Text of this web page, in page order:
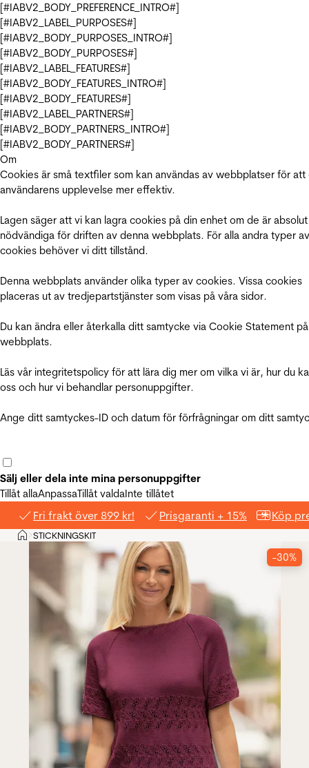
[#IABV2_BODY_PREFERENCE_INTRO#]
[#IABV2_LABEL_PURPOSES#]
[#IABV2_BODY_PURPOSES_INTRO#]
[#IABV2_BODY_PURPOSES#]
[#IABV2_LABEL_FEATURES#]
[#IABV2_BODY_FEATURES_INTRO#]
[#IABV2_BODY_FEATURES#]
[#IABV2_LABEL_PARTNERS#]
[#IABV2_BODY_PARTNERS_INTRO#]
[#IABV2_BODY_PARTNERS#]
Om
Cookies är små textfiler som kan användas av webbplatser för att
användarens upplevelse mer effektiv.
Lagen säger att vi kan lagra cookies på din enhet om de är absolut
nödvändiga för driften av denna webbplats. För alla andra typer av
cookies behöver vi ditt tillstånd.
Denna webbplats använder olika typer av cookies. Vissa cookies
placeras ut av tredjepartstjänster som visas på våra sidor.
Du kan ändra eller återkalla ditt samtycke via Cookie Statement
webbplats.
Läs vår integritetspolicy för att lära dig mer om vilka vi är, hur du
oss och hur vi behandlar personuppgifter.
Ange ditt samtyckes-ID och datum för förfrågningar om ditt
Sälj eller dela inte mina personuppgifter
Tillåt allaAnpassaTillåt valdaInte tillåtet
Fri frakt över 899 kr! Prisgaranti + 15% Köp
Hem
>STICKNINGSKIT
-30%